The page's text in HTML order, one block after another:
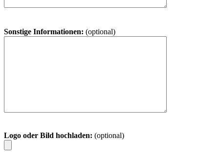
Sonstige Informationen: (optional)
Logo oder Bild hochladen: (optional)